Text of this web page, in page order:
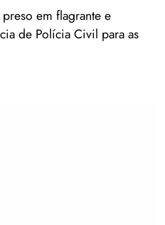
em flagrante e
de Polícia Civil para as